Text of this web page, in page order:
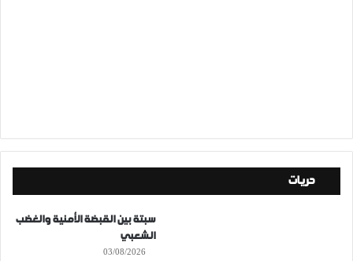
حريات
سبتة بين القبضة الأمنية والغضب
الشعبي
03/08/2026